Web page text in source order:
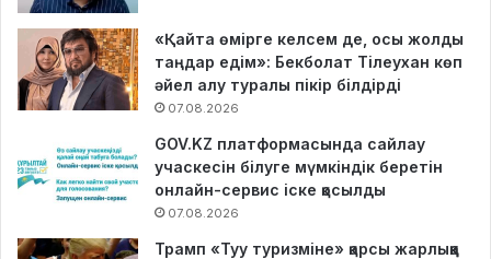
«Қайта өмірге келсем де, осы жолды
таңдар едім»: Бекболат Тілеухан көп
әйел алу туралы пікір білдірді
07.08.2026
GOV.KZ платформасында сайлау
учаскесін білуге мүмкіндік беретін
онлайн-сервис іске қосылды
07.08.2026
Трамп «Туу туризміне» қарсы жарлыққа